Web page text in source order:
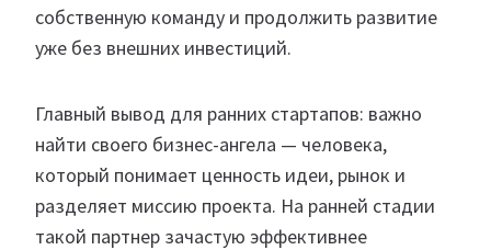
собственную команду и продолжить развитие
уже без внешних инвестиций.
Главный вывод для ранних стартапов: важно
найти своего бизнес-ангела — человека,
который понимает ценность идеи, рынок и
разделяет миссию проекта. На ранней стадии
такой партнер зачастую эффективнее